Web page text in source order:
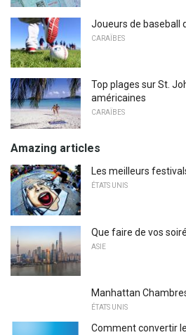
Joueurs de baseball
CARAÏBES
Top plages sur St.
américaines
CARAÏBES
Amazing articles
Les meilleurs
ÉTATS UNIS
Que faire de vos
ASIE
Manhattan
ÉTATS UNIS
Comment convertir